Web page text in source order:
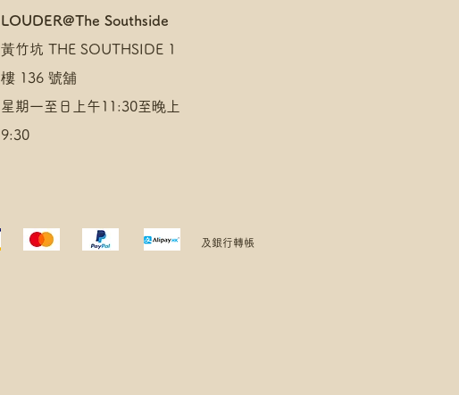
LOUDER@The Southside
黃竹坑 THE SOUTHSIDE 1
樓 136 號舖
星期一至日上午11:30至晚上
9:30
及銀行轉帳